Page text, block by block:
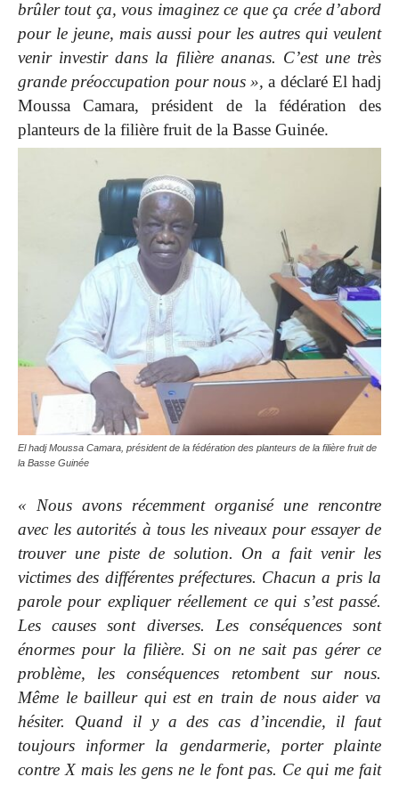
brûler tout ça, vous imaginez ce que ça crée d’abord
pour le jeune, mais aussi pour les autres qui veulent
venir investir dans la filière ananas. C’est une très
grande préoccupation pour nous », a déclaré El hadj
Moussa Camara, président de la fédération des
planteurs de la filière fruit de la Basse Guinée.
El hadj Moussa Camara, président de la fédération des planteurs de la filière fruit de
la Basse Guinée
« Nous avons récemment organisé une rencontre
avec les autorités à tous les niveaux pour essayer de
trouver une piste de solution. On a fait venir les
victimes des différentes préfectures. Chacun a pris la
parole pour expliquer réellement ce qui s’est passé.
Les causes sont diverses. Les conséquences sont
énormes pour la filière. Si on ne sait pas gérer ce
problème, les conséquences retombent sur nous.
Même le bailleur qui est en train de nous aider va
hésiter. Quand il y a des cas d’incendie, il faut
toujours informer la gendarmerie, porter plainte
contre X mais les gens ne le font pas. Ce qui me fait